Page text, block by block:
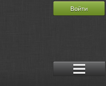
Войти